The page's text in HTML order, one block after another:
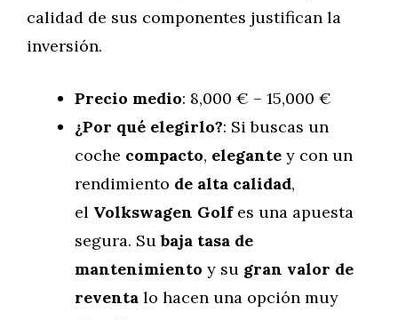
calidad de sus componentes justifican la
inversión.
Precio medio: 8,000 € – 15,000 €
¿Por qué elegirlo?: Si buscas un
coche compacto, elegante y con un
rendimiento de alta calidad,
el Volkswagen Golfes una apuesta
segura. Subaja tasa de
mantenimiento y su gran valor de
reventa lo hacen una opción muy